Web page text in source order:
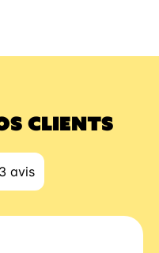
CLIENTS
avis